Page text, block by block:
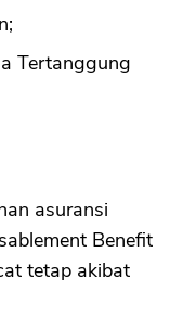
Tertanggung
asuransi
Benefit
tetap akibat